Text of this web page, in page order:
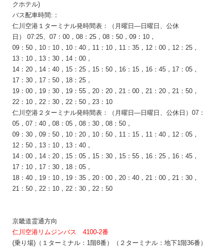
クホテル)
バス配車時間:：
仁川空港１ターミナル発時間表：
（月曜日―日曜日、 公休
日 ）
07:25、07：00，08：25，08：50，09：10，
09：50，10：10，10：40，11：10，11：35，12：00，12：25，
13：10，13：30，14：00，
14：20，14：40，15：25，15：50，16：15，16：45，17：05，
17：30，17：50， 18：25，
19：00，19：30，19：55，20：20，21：00，21：20，21：50，
22：10，22：30， 22：50，23：10
仁川空港２ターミナル発時間表：
（月曜日―日曜日、 公休日 ）07：
05，07：40，08：05，08：30，08：50，
09：30，09：50，10：20，10：50，11：15，11：40，12：05，
12：50，13：10，13：40，
14：00，14：20，15：05，15：30，15：55，16：25，16：45，
17：10，17：30，18：05，
18：40，19：10，19：35，20：00，20：40，21：00，21：30，
21：50，22：10，22：30，22：50
京畿道霊通方向
仁川空港リムジンバス 4100-2番
(乗り場)（１ターミナル：1階8番）（２ターミナル：地下1階36番）